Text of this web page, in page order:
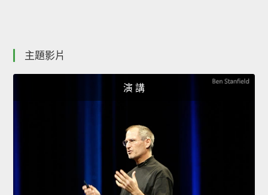
主題影片
演 講